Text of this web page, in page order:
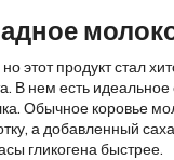
этот продукт стал
В нем есть
Обычное коровье
а добавленный
гликогена быстрее.